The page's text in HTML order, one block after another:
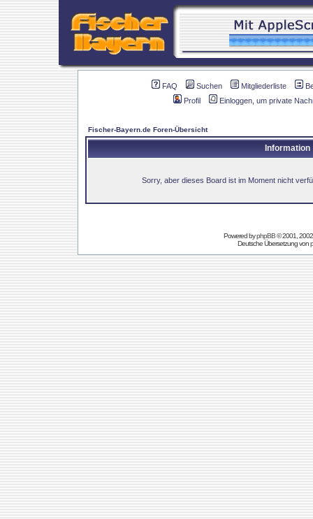
FAQ Suchen Mitgliederliste
Profil
Einloggen, um private
Fischer-Bayern.de Foren-Übersicht
Information
Sorry, aber dieses Board ist im Moment nicht
Powered byphpBB© 2001,
Deutsche Übersetzung von